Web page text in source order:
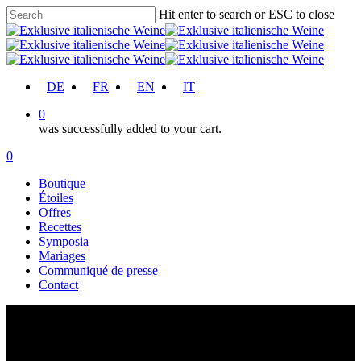
Skip
to
main
content
Hit enter to search or ESC to close
Close
Search
DE FR EN IT
0
was successfully added to your cart.
Menu
account
0
Boutique
Étoiles
Offres
Recettes
Symposia
Mariages
Communiqué de presse
Contact